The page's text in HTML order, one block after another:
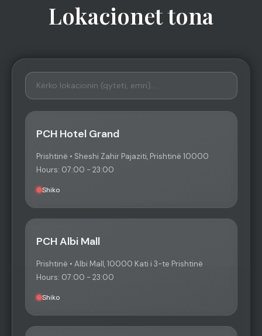
Lokacionet tona
PCH Hotel Grand
Prishtinë • Sheshi Zahir Pajaziti, Prishtinë 10000
Hours: 07:00 - 23:00
Shiko
PCH Albi Mall
Prishtinë • Albi Mall, 10000 Kati i 3-te Prishtinë
Hours: 07:00 - 23:00
Shiko